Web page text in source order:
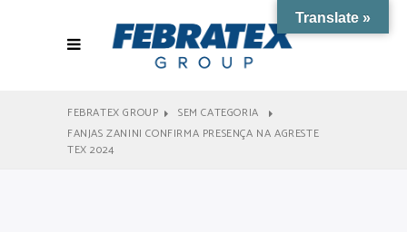
FEBRATEX GROUP
SEM CATEGORIA
FANJAS ZANINI CONFIRMA PRESENÇA NA AGRESTE
TEX 2024
Translate »